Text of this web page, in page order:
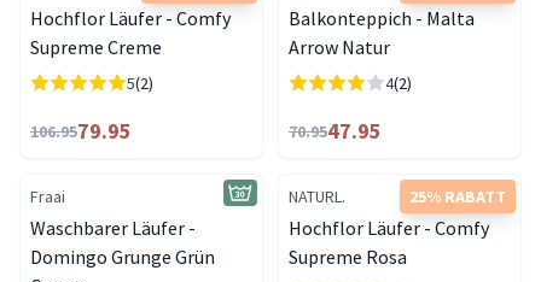
Hochflor Läufer - Comfy
Supreme Creme
5(2)
106.9579.95
Balkonteppich - Malta
Arrow Natur
4(2)
70.9547.95
Fraai
Waschbarer Läufer -
Domingo Grunge Grün
25% RABATT
NATURL.
Hochflor Läufer - Comfy
Supreme Rosa